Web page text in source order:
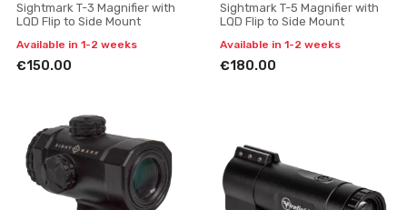
Sightmark T-3 Magnifier with
LQD Flip to Side Mount
Available in 1-2 weeks
€150.00
Sightmark T-5 Magnifier with
LQD Flip to Side Mount
Available in 1-2 weeks
€180.00